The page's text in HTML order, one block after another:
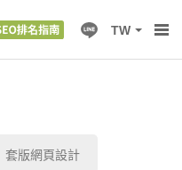
TW
套版網頁設計